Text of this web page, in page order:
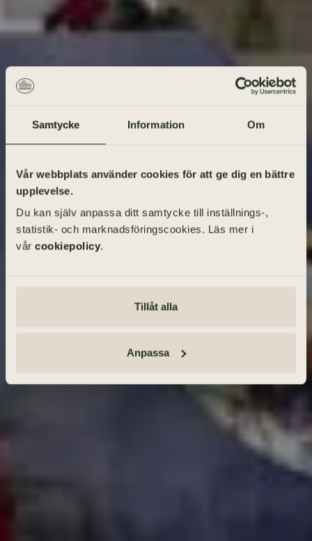
Samtycke Information Om
Vår webbplats använder cookies för att ge dig en bättre
upplevelse.
Du kan själv anpassa ditt samtycke till inställnings-,
statistik- och marknadsföringscookies. Läs mer i
vår cookiepolicy.
Tillåt alla
Anpassa
Gå på begravning